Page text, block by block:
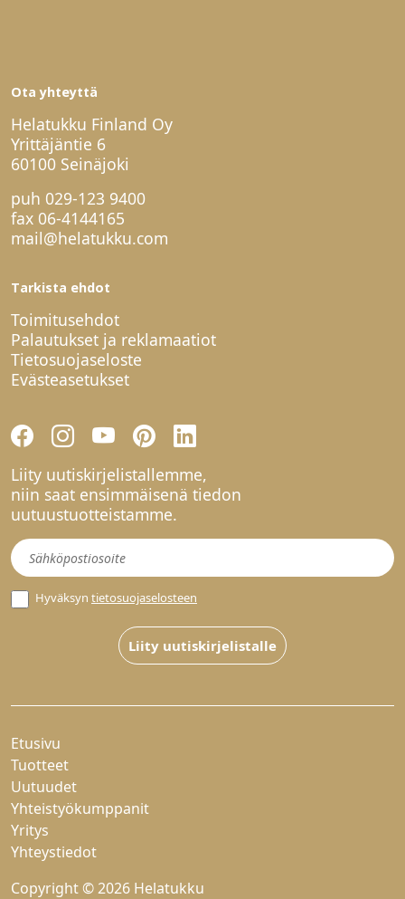
Ota yhteyttä
Helatukku Finland Oy
Yrittäjäntie 6
60100 Seinäjoki
puh 029-123 9400
fax 06-4144165
mail@helatukku.com
Tarkista ehdot
Toimitusehdot
Palautukset ja reklamaatiot
Tietosuojaseloste
Evästeasetukset
Liity uutiskirjelistallemme,
niin saat ensimmäisenä tiedon
uutuustuotteistamme.
Uutiskirje
Hyväksyn tietosuojaselosteen
Liity uutiskirjelistalle
Etusivu
Tuotteet
Uutuudet
Yhteistyökumppanit
Yritys
Yhteystiedot
Copyright © 2026 Helatukku